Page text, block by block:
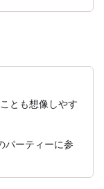
とも想像しやす
ーティーに参